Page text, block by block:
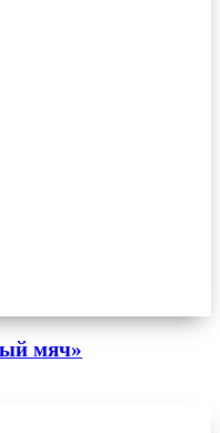
мяч»